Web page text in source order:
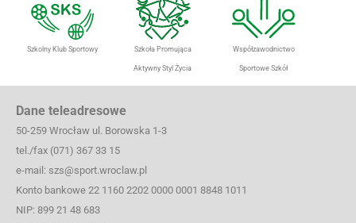
Szkolny Klub Sportowy Szkoła Promująca
Aktywny Styl Życia
Współzawodnictwo
Sportowe Szkół
Dane teleadresowe
50-259 Wrocław ul. Borowska 1-3
tel./fax (071) 367 33 15
e-mail: szs@sport.wroclaw.pl
Konto bankowe 22 1160 2202 0000 0001 8848 1011
NIP: 899 21 48 683